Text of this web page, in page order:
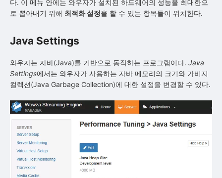
다. 이 메뉴 안에는 와우자가 설치된 하드웨어의 성능을 최대한으
로 뽑아내기 위해 최적화 설정을 할 수 있는 항목들이 위치한다.
Java Settings
와우자는 자바(Java)를 기반으로 동작하는 프로그램이다. Java
Settings에서는 와우자가 사용하는 자바 메모리의 크기와 가비지
컬렉션(Java Garbage Collection)에 대한 설정을 변경할 수 있다.